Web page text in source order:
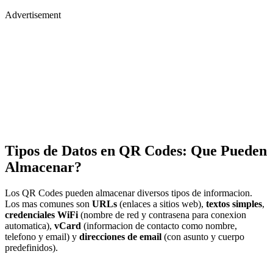
Advertisement
Tipos de Datos en QR Codes: Que Pueden
Almacenar?
Los QR Codes pueden almacenar diversos tipos de informacion.
Los mas comunes son URLs (enlaces a sitios web), textos simples,
credenciales WiFi (nombre de red y contrasena para conexion
automatica), vCard (informacion de contacto como nombre,
telefono y email) y direcciones de email (con asunto y cuerpo
predefinidos).